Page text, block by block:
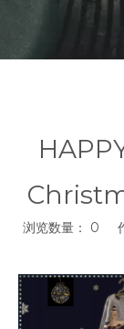
浏览数量： 0